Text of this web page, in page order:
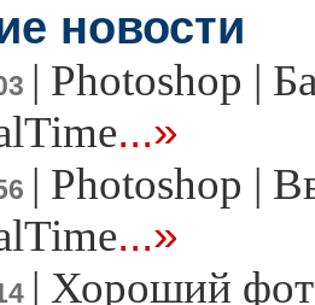
новости
| Photoshop |
...»
| Photoshop |
...»
| Хороший